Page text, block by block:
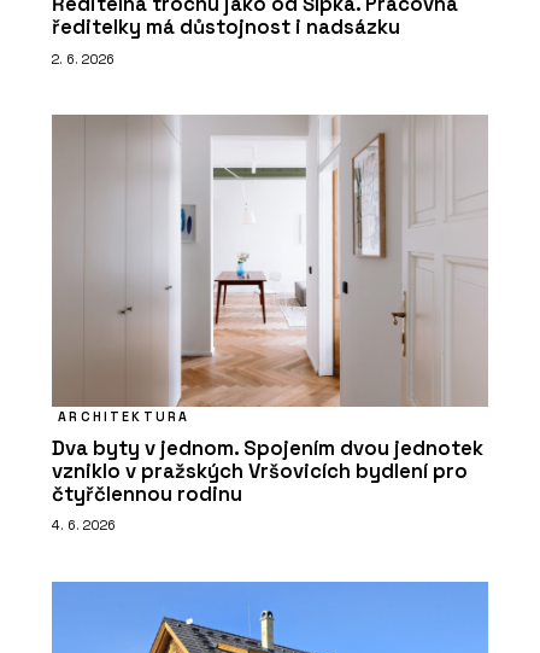
ředitelky má důstojnost i nadsázku
2. 6. 2026
ARCHITEKTURA
Dva byty v jednom. Spojením dvou jednotek
vzniklo v pražských Vršovicích bydlení pro
čtyřčlennou rodinu
4. 6. 2026